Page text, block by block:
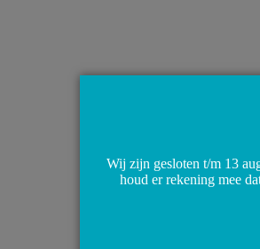
Wij zijn gesloten t/m 13
houd er rekening mee